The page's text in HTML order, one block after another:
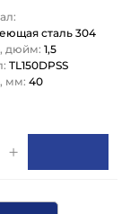
сталь 304
дюйм: 1,5
TL150DPSS
мм: 40